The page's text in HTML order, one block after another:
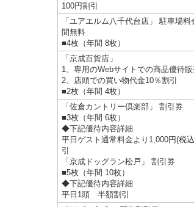
100円割引
「ユアエルム八千代台店」 駐車場料
間無料
■4枚（年間 8枚）
「京成百貨店」
1、専用のWebサイトでの商品優待販
2、店頭での買い物代金10％割引
■2枚（年間 4枚）
「佐倉カントリー倶楽部」 割引券
■3枚（年間 6枚）
◆下記優待内容詳細
平日ゲスト通常料金より1,000円(税
引
「京成ドッグラン松戸」 割引券
■5枚（年間 10枚）
◆下記優待内容詳細
平日1頭 半額割引